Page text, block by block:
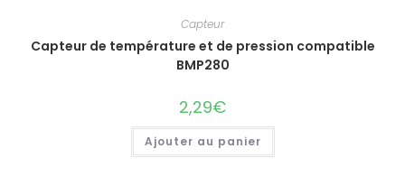
Capteur
Capteur de température et de pression compatible
BMP280
2,29€
Ajouter au panier